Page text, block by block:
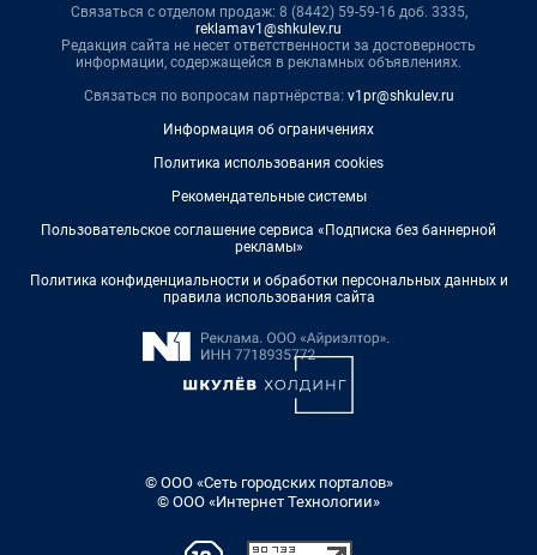
Связаться с отделом продаж: 8 (8442) 59-59-16 доб. 3335,
reklamav1@shkulev.ru
Редакция сайта не несет ответственности за достоверность
информации, содержащейся в рекламных объявлениях.
Связаться по вопросам партнёрства: v1pr@shkulev.ru
Информация об ограничениях
Политика использования cookies
Рекомендательные системы
Пользовательское соглашение сервиса «Подписка без баннерной
рекламы»
Политика конфиденциальности и обработки персональных данных и
правила использования сайта
© ООО «Сеть городских порталов»
© ООО «Интернет Технологии»